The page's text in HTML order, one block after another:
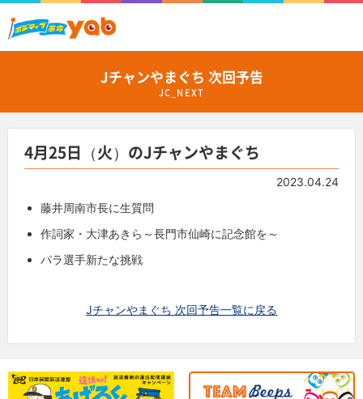
Jチャンやまぐち 次回予告
JC_NEXT
4月25日（火）のJチャンやまぐち
2023.04.24
藤井周南市長に生質問
作詞家・大津あきら～長門市仙崎に記念館を～
パラ選手新たな挑戦
Jチャンやまぐち 次回予告一覧に戻る